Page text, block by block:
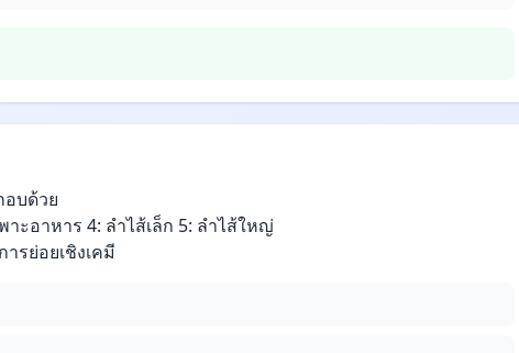
อบด้วย
าะอาหาร 4: ลำไส้เล็ก 5: ลำไส้ใหญ่
รย่อยเชิงเคมี